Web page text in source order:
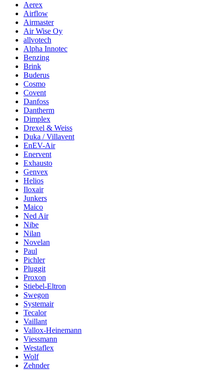
Aerex
Airflow
Airmaster
Air Wise Oy
allvotech
Alpha Innotec
Benzing
Brink
Buderus
Cosmo
Covent
Danfoss
Dantherm
Dimplex
Drexel & Weiss
Duka / Villavent
EnEV-Air
Enervent
Exhausto
Genvex
Helios
Iloxair
Junkers
Maico
Ned Air
Nibe
Nilan
Novelan
Paul
Pichler
Pluggit
Proxon
Stiebel-Eltron
Swegon
Systemair
Tecalor
Vaillant
Vallox-Heinemann
Viessmann
Westaflex
Wolf
Zehnder